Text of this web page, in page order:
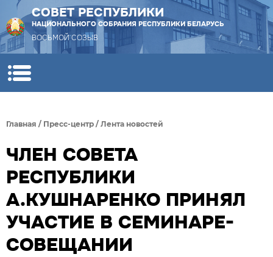
СОВЕТ РЕСПУБЛИКИ
НАЦИОНАЛЬНОГО СОБРАНИЯ РЕСПУБЛИКИ БЕЛАРУСЬ
ВОСЬМОЙ СОЗЫВ
Главная / Пресс-центр / Лента новостей
ЧЛЕН СОВЕТА
РЕСПУБЛИКИ
А.КУШНАРЕНКО ПРИНЯЛ
УЧАСТИЕ В СЕМИНАРЕ-
СОВЕЩАНИИ